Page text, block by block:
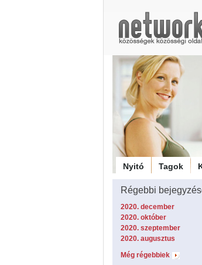
Nyitó Tagok
Régebbi
2020. december
2020. október
2020. szeptember
2020. augusztus
Még régebbiek